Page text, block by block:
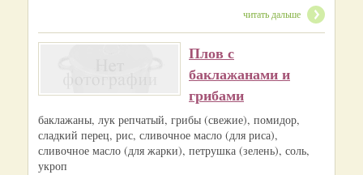
читать дальше
Плов с
баклажанами и
грибами
баклажаны, лук репчатый, грибы (свежие), помидор,
сладкий перец, рис, сливочное масло (для риса),
сливочное масло (для жарки), петрушка (зелень), соль,
укроп